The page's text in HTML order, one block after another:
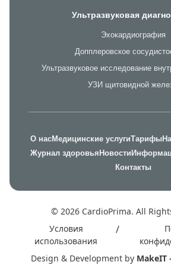
Ультразвуковая
Эхокардиография
Допплеровское
Ультразвуковое исследование
УЗИ щитовидной
О насМедицинские услугиТарифы
Журнал здоровья Новости
Контакты
© 2026 CardioPrima. All
Условия
использования
/
Design & Development by MakeIT